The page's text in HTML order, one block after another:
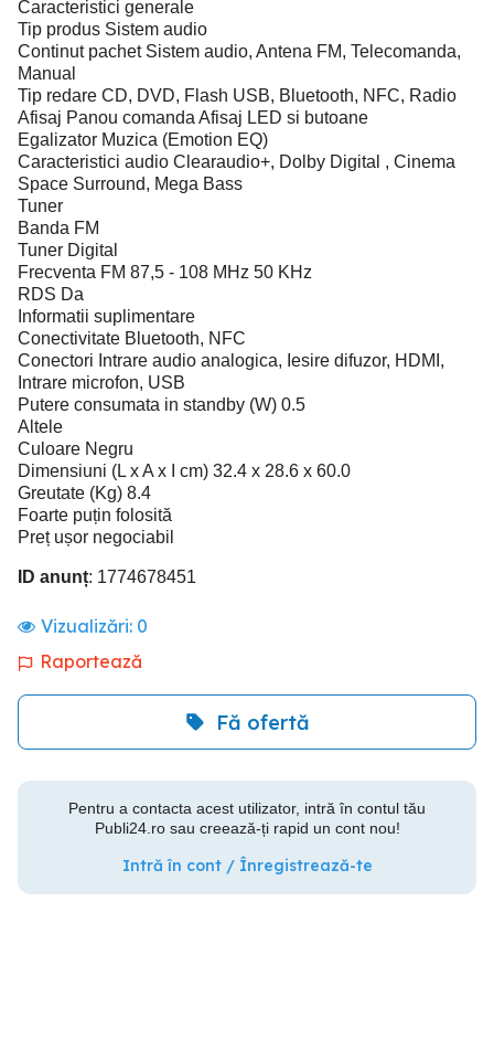
Caracteristici generale
Tip produs Sistem audio
Continut pachet Sistem audio, Antena FM, Telecomanda,
Manual
Tip redare CD, DVD, Flash USB, Bluetooth, NFC, Radio
Afisaj Panou comanda Afisaj LED si butoane
Egalizator Muzica (Emotion EQ)
Caracteristici audio Clearaudio+, Dolby Digital , Cinema
Space Surround, Mega Bass
Tuner
Banda FM
Tuner Digital
Frecventa FM 87,5 - 108 MHz 50 KHz
RDS Da
Informatii suplimentare
Conectivitate Bluetooth, NFC
Conectori Intrare audio analogica, Iesire difuzor, HDMI,
Intrare microfon, USB
Putere consumata in standby (W) 0.5
Altele
Culoare Negru
Dimensiuni (L x A x I cm) 32.4 x 28.6 x 60.0
Greutate (Kg) 8.4
Foarte puțin folosită
Preț ușor negociabil
ID anunț: 1774678451
Vizualizări: 0
Raportează
Fă ofertă
Pentru a contacta acest utilizator, intră în contul tău
Publi24.ro sau creează-ți rapid un cont nou!
Intră în cont / Înregistrează-te